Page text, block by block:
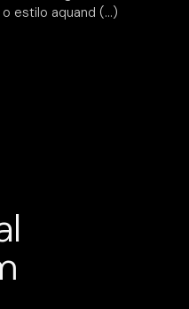
estilo aquand